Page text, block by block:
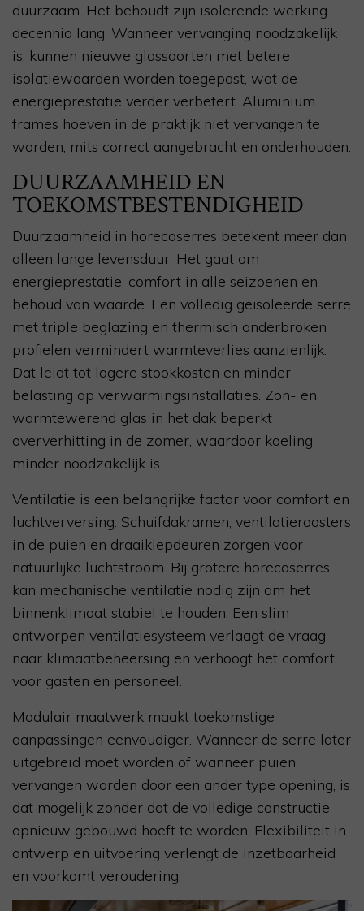
duurzaam. Het behoudt zijn isolerende werking
decennia lang. Wanneer vervanging noodzakelijk
is, kunnen nieuwe glassoorten met betere
isolatiewaarden worden toegepast, wat de
energieprestatie verder verbetert. Aluminium
frames hoeven in de praktijk niet vervangen te
worden, mits correct aangebracht en onderhouden.
DUURZAAMHEID EN
TOEKOMSTBESTENDIGHEID
Duurzaamheid in horecaserres betekent meer dan
alleen lange levensduur. Het gaat om
energieprestatie, comfort in alle seizoenen en
behoud van waarde. Een volledig geïsoleerde serre
met triple beglazing en thermisch onderbroken
profielen vermindert warmteverlies aanzienlijk.
Dat leidt tot lagere stookkosten en minder
belasting op verwarmingsinstallaties. Zon- en
warmtewerend glas in het dak beperkt
oververhitting in de zomer, waardoor koeling
minder noodzakelijk is.
Ventilatie is een belangrijke factor voor comfort en
luchtverversing. Schuifdakramen, ventilatieroosters
in de puien en draaikiepdeuren zorgen voor
natuurlijke luchtstroom. Bij grotere horecaserres
kan mechanische ventilatie nodig zijn om het
binnenklimaat stabiel te houden. Een slim
ontworpen ventilatiesysteem verlaagt de vraag
naar klimaatbeheersing en verhoogt het comfort
voor gasten en personeel.
Modulair maatwerk maakt toekomstige
aanpassingen eenvoudiger. Wanneer de serre later
uitgebreid moet worden of wanneer puien
vervangen worden door een ander type opening, is
dat mogelijk zonder dat de volledige constructie
opnieuw gebouwd hoeft te worden. Flexibiliteit in
ontwerp en uitvoering verlengt de inzetbaarheid
en voorkomt veroudering.